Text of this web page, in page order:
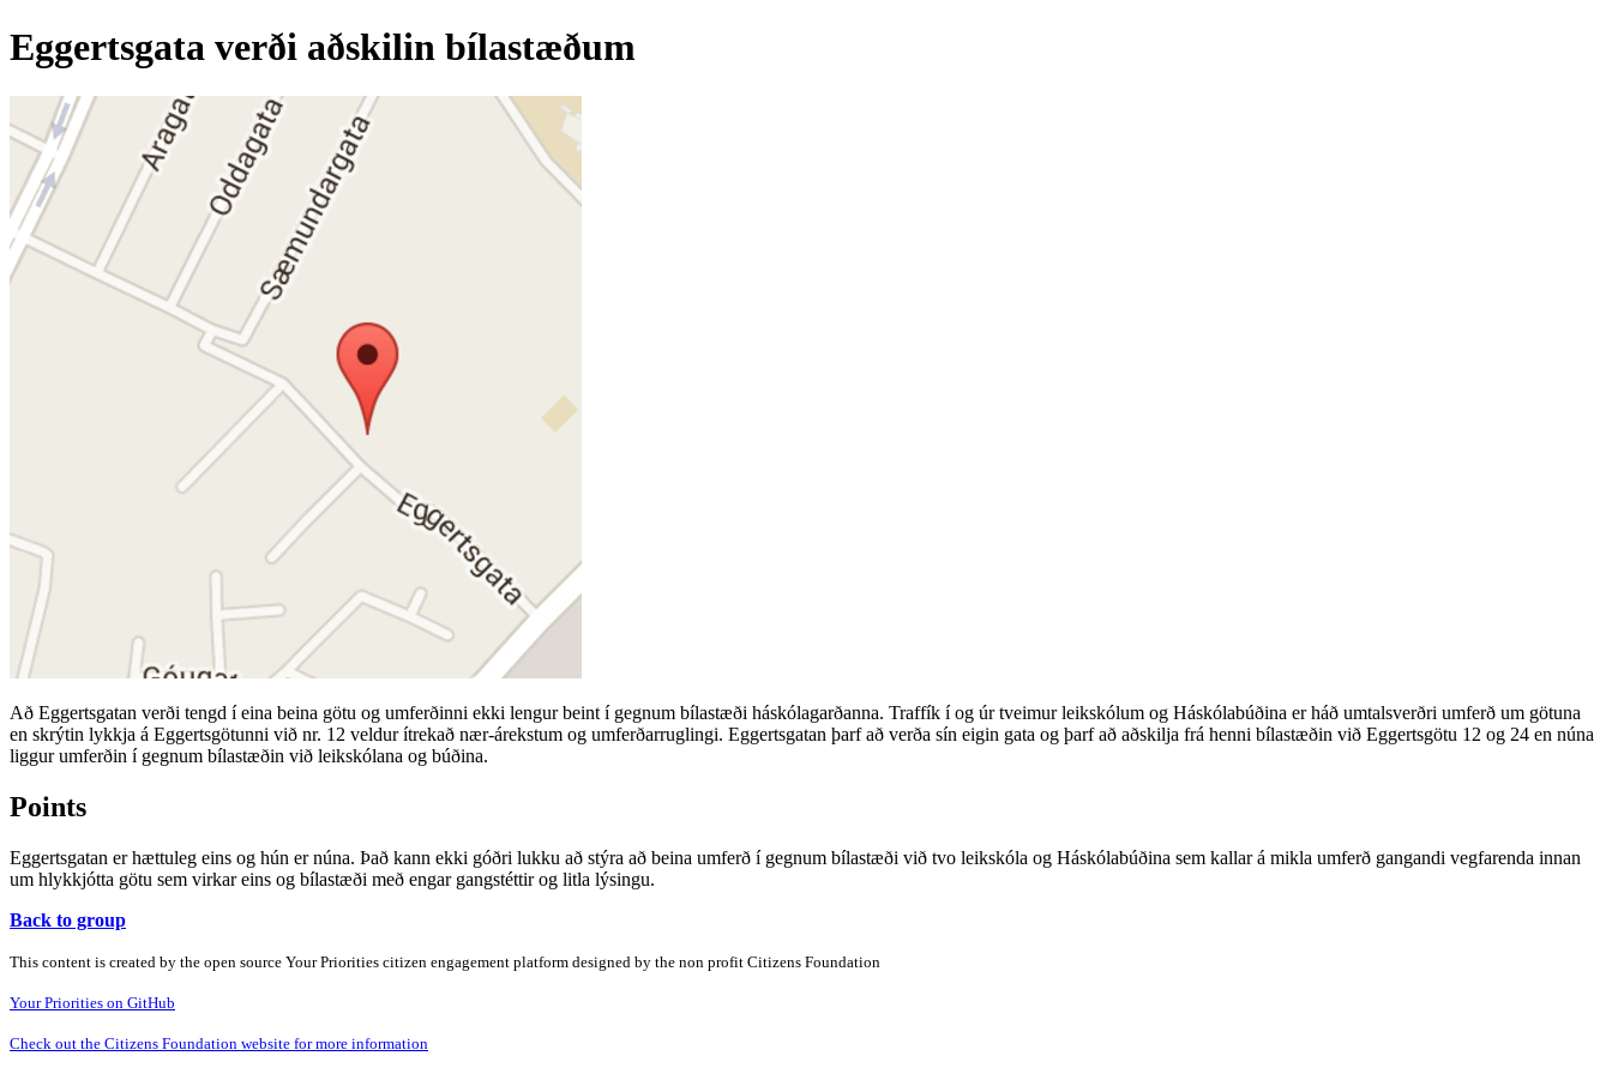
Eggertsgata verði aðskilin bílastæðum
Að Eggertsgatan verði tengd í eina beina götu og umferðinni ekki lengur beint í gegnum bílastæði háskólagarðanna. Traffík í og úr tveimur leikskólum og Háskólabúðina er háð umtalsverðri umferð um götuna
en skrýtin lykkja á Eggertsgötunni við nr. 12 veldur ítrekað nær-árekstum og umferðarruglingi. Eggertsgatan þarf að verða sín eigin gata og þarf að aðskilja frá henni bílastæðin við Eggertsgötu 12 og 24 en núna
liggur umferðin í gegnum bílastæðin við leikskólana og búðina.
Points
Eggertsgatan er hættuleg eins og hún er núna. Það kann ekki góðri lukku að stýra að beina umferð í gegnum bílastæði við tvo leikskóla og Háskólabúðina sem kallar á mikla umferð gangandi vegfarenda innan
um hlykkjótta götu sem virkar eins og bílastæði með engar gangstéttir og litla lýsingu.
Back to group
This content is created by the open source Your Priorities citizen engagement platform designed by the non profit Citizens Foundation
Your Priorities on GitHub
Check out the Citizens Foundation website for more information